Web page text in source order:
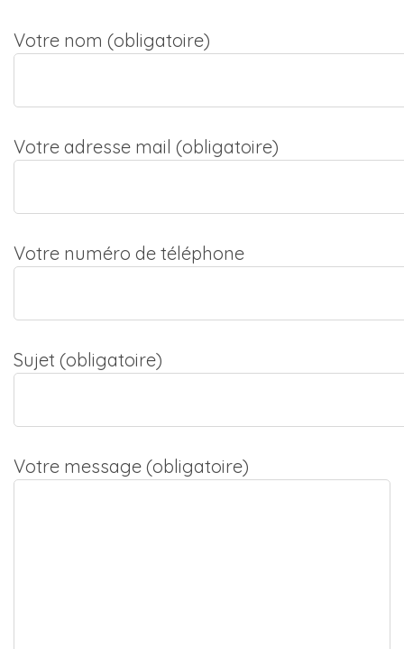
Votre nom (obligatoire)
Votre adresse mail (obligatoire)
Votre numéro de téléphone
Sujet (obligatoire)
Votre message (obligatoire)